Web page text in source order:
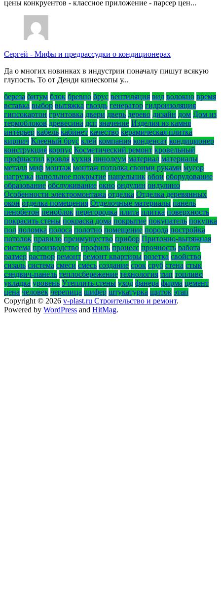
цены конкруентов - классное приложение - парсер цен...
Сергей - Мифы и предрассудки о кондиционерах
Да о многих новинках в индустрии поначалу пишут всякую
глупость. То от Денди кинескопы у...
береза битум блок бревно брус вентиляция вид волокно время
вставка выбор вытяжка гвоздь генератор гидроизоляция
гипсокартон грунтовка двери дверь дерево дизайн дом Дом из
термоблоков древесина дсп значение Изделия из камня
интерьер кабель кабинет качество керамическая плитка
кирпич Клееный брус клей компания конденсат кондиционер
конструкция корпус Косметический ремонт кровельный
профнастил кровля кухня линолеум материал материалы
металл миф монтаж монтаж потолка своими руками мусор
нагрузка напольное покрытие нащельник обои оборудование
образование обслуживание окно ондулин ондулино
Особенности электромонтажа отделка Отделка деревянных
окон отделка помещения Отделочные материалы панель
пенобетон пеноблок перегородка плита плитка поверхность
покрасить стены покраска дома покрытие покупатель покупка
пол поломка полоса полотно помещение порода постройка
потолок правило преимущество прибор Приточно-вытяжная
система производство профиль процесс прочность работа
размер раствор ремонт ремонт квартиры розетка свойство
сизаль система смеси смесь создание срок сруб стена стык
сэндвич-панель теплосбережение технология тип топливо
укладка уровень Утеплить стены уход фанера фирма цемент
цена человек черепица шифер штукатурка щиток этап
Copyright © 2026 v-plast.ru Строительство и ремонт.
Powered by WordPress and HitMag.